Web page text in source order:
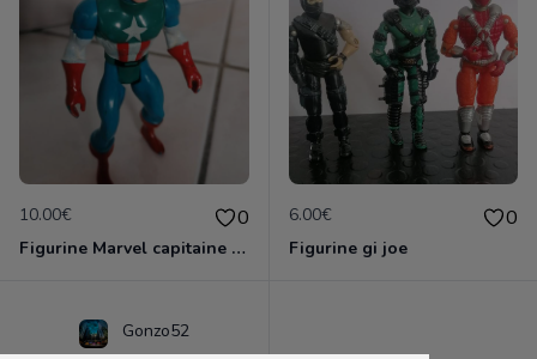
10.00€ 0
Figurine Marvel capitaine America
6.00€ 0
Figurine gi joe
Gonzo52